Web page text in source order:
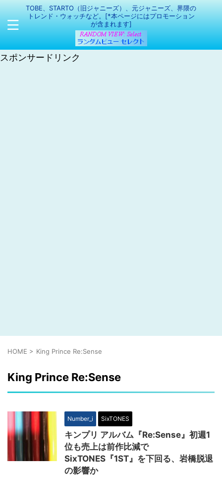
TOBE、STARTO（旧ジャニーズ）、元ジャニーズ、界隈の
トレンド・ウォッチなど。[*本ページにはプロモーション
が含まれます]
スポンサードリンク
HOME > King Prince Re:Sense
King Prince Re:Sense
Number_i SixTONES
キンプリ アルバム『Re:Sense』初週1
位も売上は前作比減で
SixTONES『1ST』を下回る、岩橋脱退
の影響か